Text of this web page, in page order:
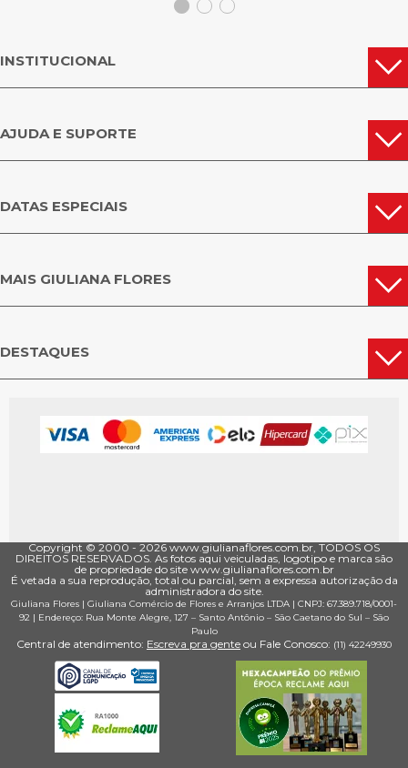
INSTITUCIONAL
AJUDA E SUPORTE
DATAS ESPECIAIS
MAIS GIULIANA FLORES
DESTAQUES
Copyright © 2000 - ­2026 www.giulianaflores.com.br, TODOS OS
DIREITOS RESERVADOS. As fotos aqui veiculadas, logotipo e marca são
de propriedade do site www.giulianaflores.com.br
É vetada a sua reprodução, total ou parcial, sem a expressa autorização da
administradora do site.
Giuliana Flores | Giuliana Comércio de Flores e Arranjos LTDA | CNPJ: 67.389.718/0001­
92 | Endereço: Rua Monte Alegre, 127 – Santo Antônio – São Caetano do Sul – São
Paulo
Central de atendimento: Escreva pra gente ou Fale Conosco: (11) 4224­9930